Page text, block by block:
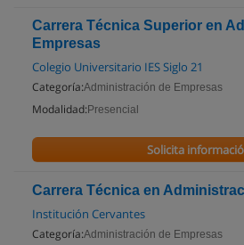
Carrera Técnica Superior en
Empresas
Colegio Universitario IES Siglo 21
Categoría:Administración de Empresas
Modalidad: Presencial
Solicita
Carrera Técnica en
Institución Cervantes
Categoría:Administración de Empresas